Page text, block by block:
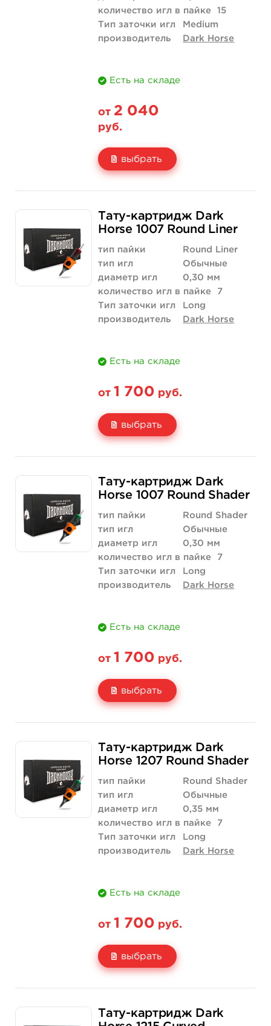
количество игл в пайке
15
Тип заточки игл
Medium
производитель
Dark Horse
Есть на складе
от 2 040
руб.
выбрать
Количество
2 040 руб.
купить
Тату-картридж Dark
Horse 1007 Round Liner
тип пайки
Round Liner
тип игл
Обычные
диаметр игл
0,30 мм
количество игл в пайке
7
Тип заточки игл
Long
производитель
Dark Horse
Есть на складе
от 1 700 руб.
выбрать
Количество
1 700 руб.
купить
Тату-картридж Dark
Horse 1007 Round Shader
тип пайки
Round Shader
тип игл
Обычные
диаметр игл
0,30 мм
количество игл в пайке
7
Тип заточки игл
Long
производитель
Dark Horse
Есть на складе
от 1 700 руб.
выбрать
Количество
1 700 руб.
купить
Тату-картридж Dark
Horse 1207 Round Shader
тип пайки
Round Shader
тип игл
Обычные
диаметр игл
0,35 мм
количество игл в пайке
7
Тип заточки игл
Long
производитель
Dark Horse
Есть на складе
от 1 700 руб.
выбрать
1 700 руб.
Тату-картридж Dark